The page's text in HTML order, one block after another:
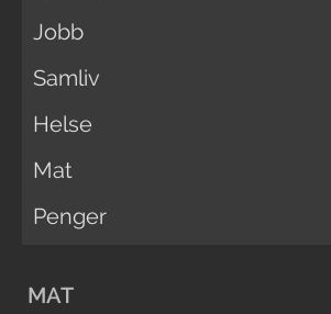
Jobb
Samliv
Helse
Mat
Penger
MAT